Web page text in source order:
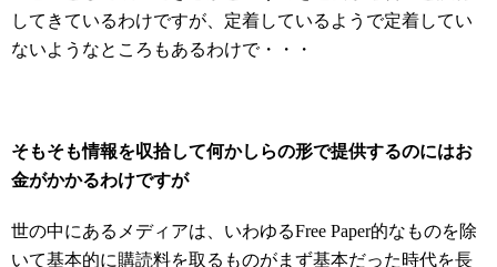
してきているわけですが、定着しているようで定着してい
ないようなところもあるわけで・・・
そもそも情報を収拾して何かしらの形で提供するのにはお
金がかかるわけですが
世の中にあるメディアは、いわゆるFree Paper的なものを除
いて基本的に購読料を取るものがまず基本だった時代を長